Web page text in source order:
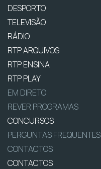
DESPORTO
TELEVISÃO
RÁDIO
RTP ARQUIVOS
RTP ENSINA
RTP PLAY
EM DIRETO
REVER PROGRAMAS
CONCURSOS
PERGUNTAS FREQUENTES
CONTACTOS
CONTACTOS